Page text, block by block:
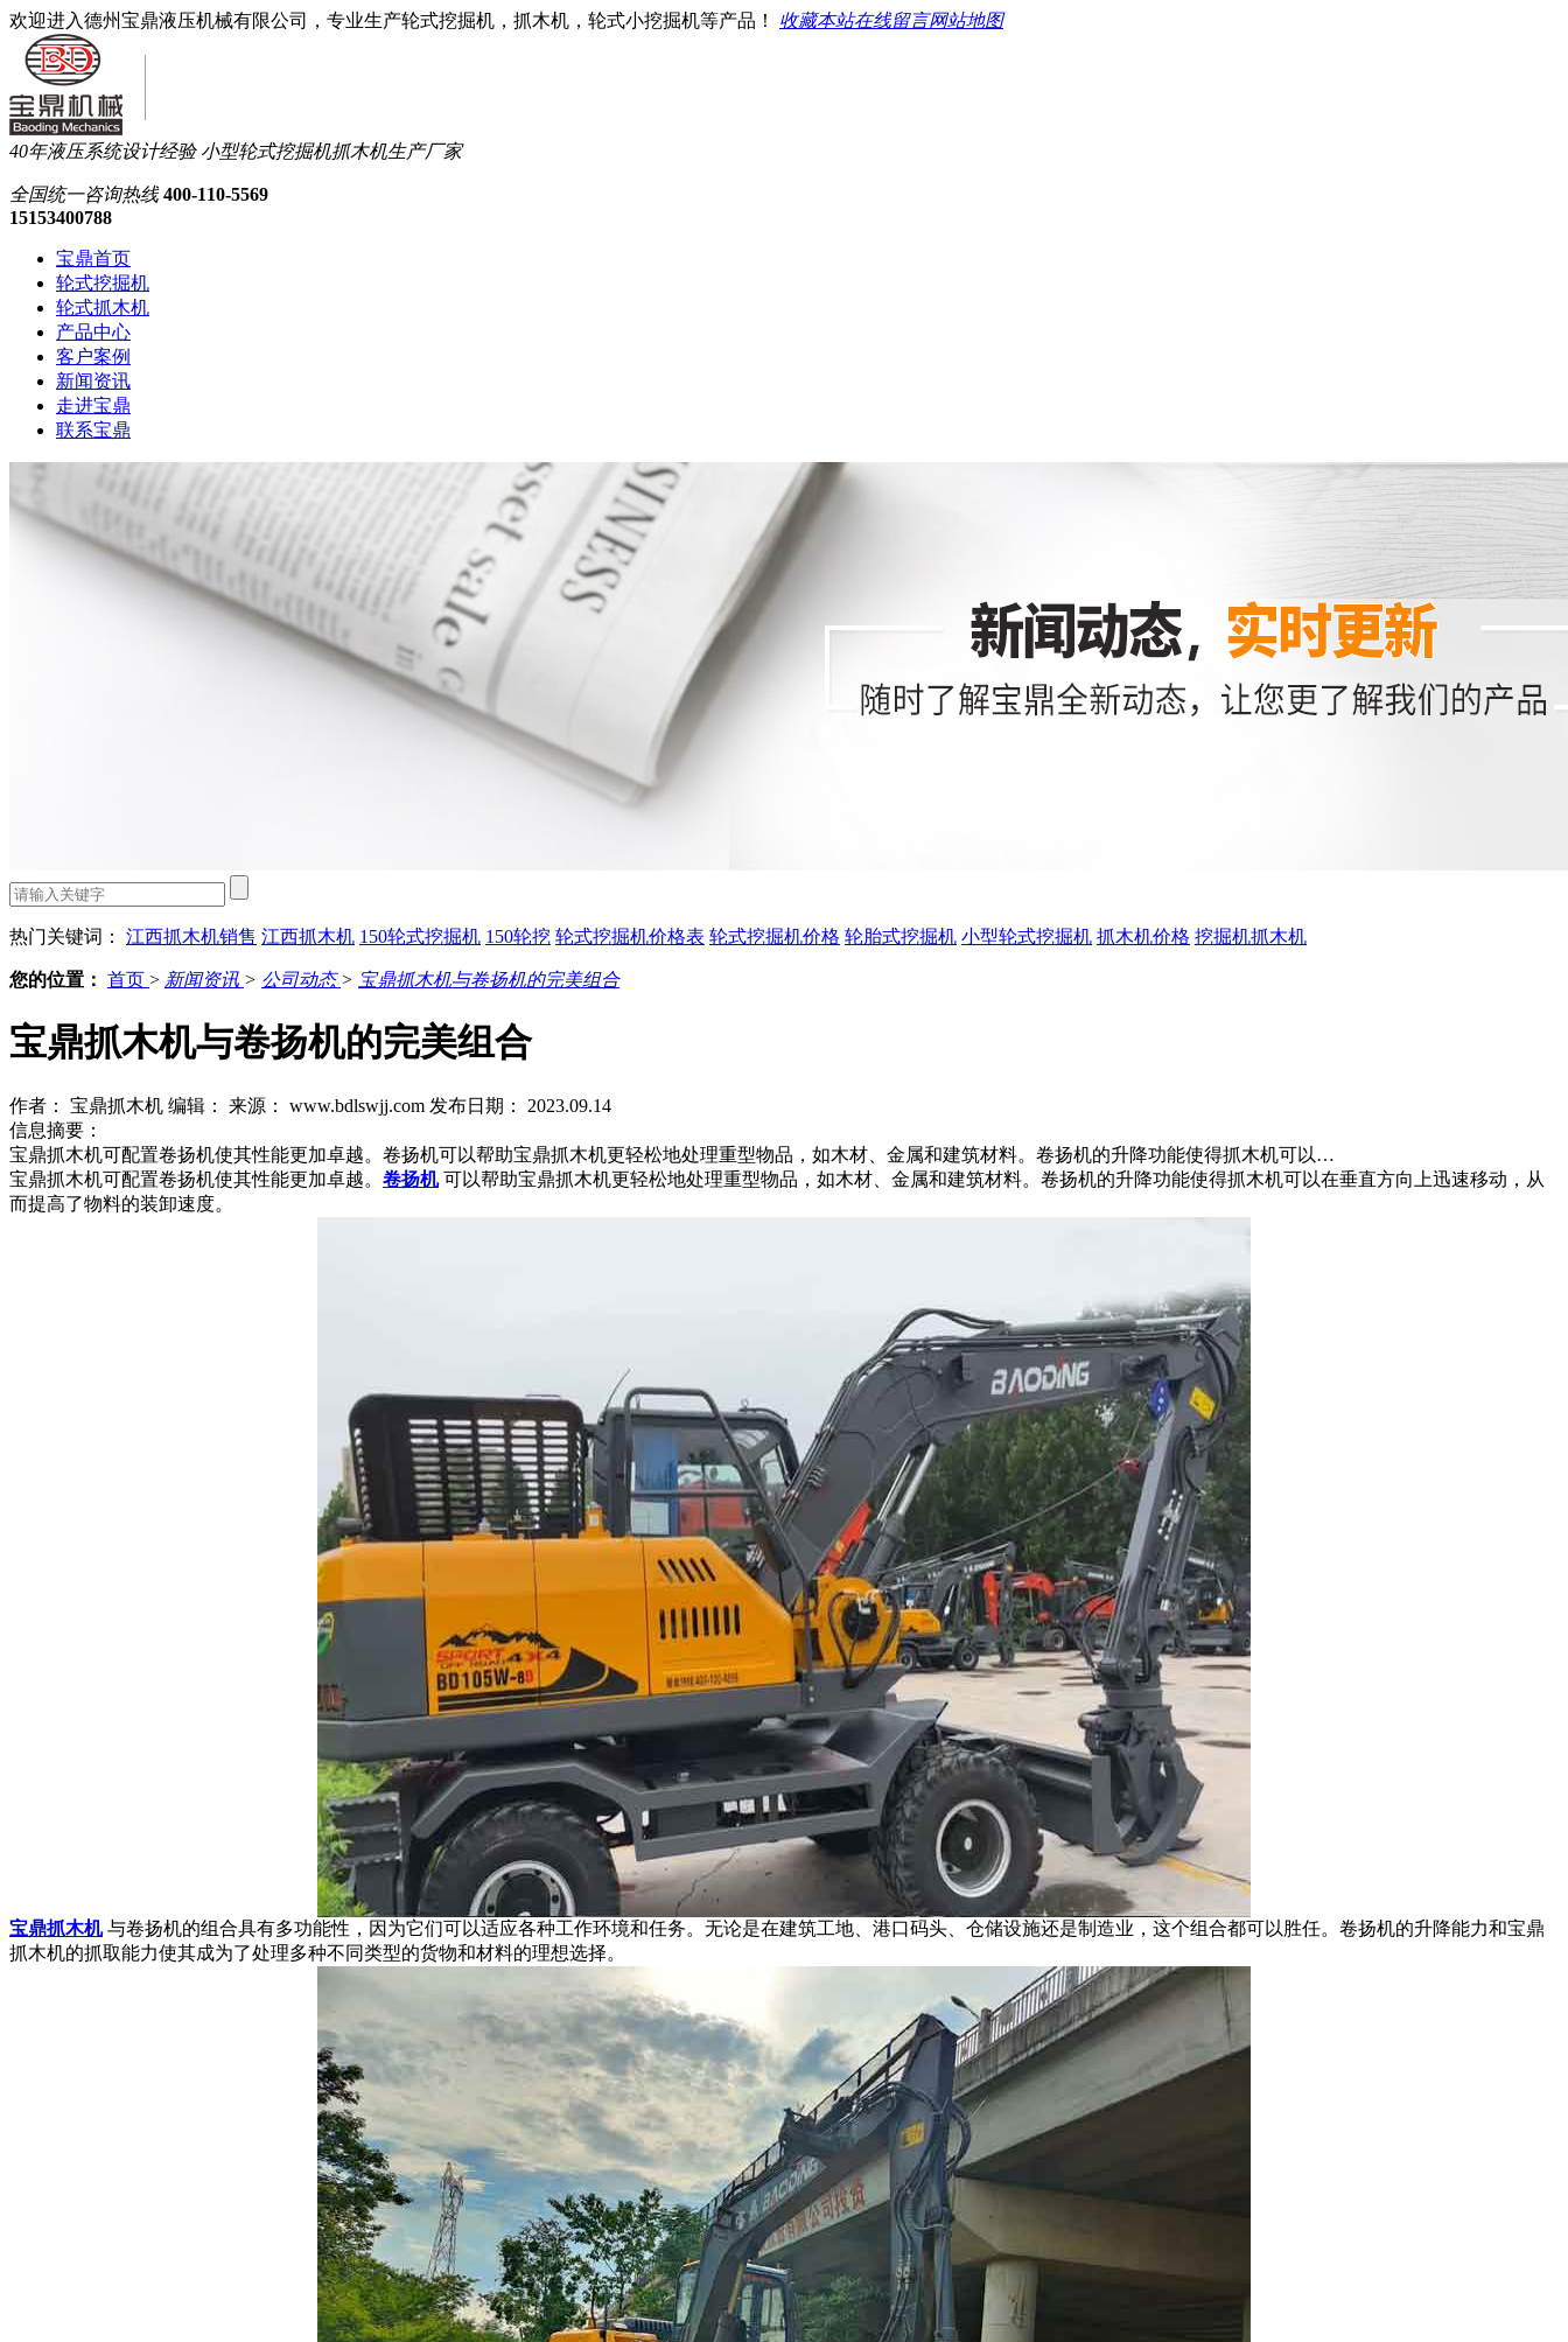
欢迎进入德州宝鼎液压机械有限公司，专业生产轮式挖掘机，抓木机，轮式小挖掘机等产品！ 收藏本站在线留言网站地图
40年液压系统设计经验 小型轮式挖掘机抓木机生产厂家
全国统一咨询热线 400-110-5569
15153400788
宝鼎首页
轮式挖掘机
轮式抓木机
产品中心
客户案例
新闻资讯
走进宝鼎
联系宝鼎
热门关键词： 江西抓木机销售 江西抓木机 150轮式挖掘机 150轮挖 轮式挖掘机价格表 轮式挖掘机价格 轮胎式挖掘机 小型轮式挖掘机 抓木机价格 挖掘机抓木机
您的位置： 首页 > 新闻资讯 > 公司动态> 宝鼎抓木机与卷扬机的完美组合
宝鼎抓木机与卷扬机的完美组合
作者： 宝鼎抓木机 编辑： 来源： www.bdlswjj.com 发布日期： 2023.09.14
信息摘要：
宝鼎抓木机可配置卷扬机使其性能更加卓越。卷扬机可以帮助宝鼎抓木机更轻松地处理重型物品，如木材、金属和建筑材料。卷扬机的升降功能使得抓木机可以…
宝鼎抓木机可配置卷扬机使其性能更加卓越。 卷扬机 可以帮助宝鼎抓木机更轻松地处理重型物品，如木材、金属和建筑材料。卷扬机的升降功能使得抓木机可以在垂直方向上迅速移动，从
而提高了物料的装卸速度。
宝鼎抓木机 与卷扬机的组合具有多功能性，因为它们可以适应各种工作环境和任务。无论是在建筑工地、港口码头、仓储设施还是制造业，这个组合都可以胜任。卷扬机的升降能力和宝鼎
抓木机的抓取能力使其成为了处理多种不同类型的货物和材料的理想选择。